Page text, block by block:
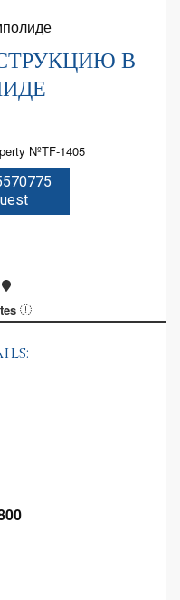
В
NºTF-1405